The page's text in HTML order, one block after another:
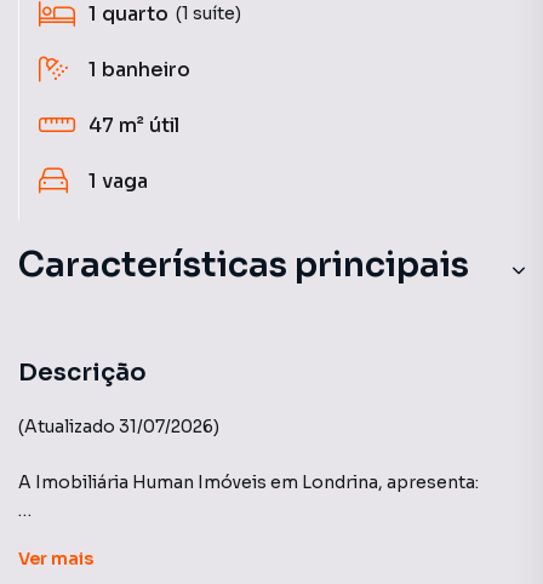
1 quarto (1 suíte)
1 banheiro
47 m² útil
1 vaga
Características principais
Sacada
Quarto
Lavabo
Descrição
(Atualizado 31/07/2026)
A Imobiliária Human Imóveis em Londrina, apresenta:
Ver mais